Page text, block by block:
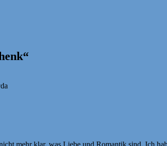
mehr klar, was Liebe und Romantik sind. Ich